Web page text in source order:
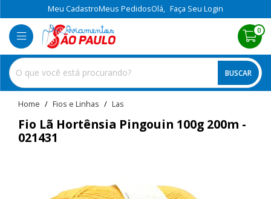
Meu CadastroMeus PedidosOlá, Faça Seu Login
BUSCAR
0
home Fios e Linhas las
Fio Lã Hortênsia Pingouin 100g 200m -
021431